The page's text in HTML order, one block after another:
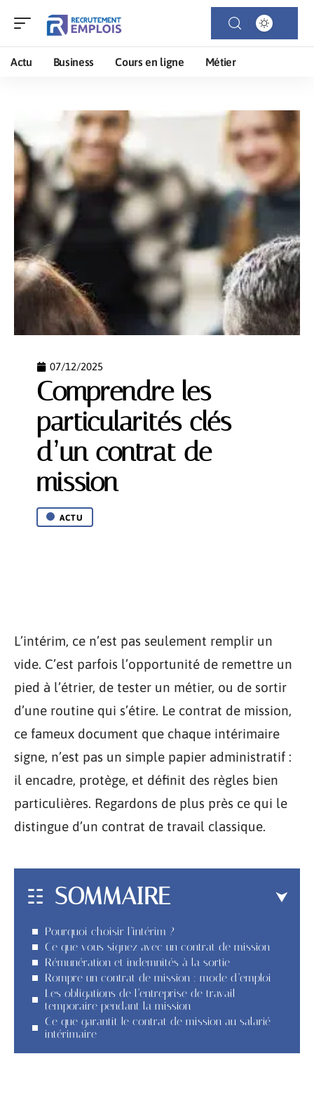
Actu Business Cours en ligne Métier
07/12/2025
Comprendre les
particularités clés
d’un contrat de
mission
ACTU
L’intérim, ce n’est pas seulement remplir un
vide. C’est parfois l’opportunité de remettre un
pied à l’étrier, de tester un métier, ou de sortir
d’une routine qui s’étire. Le contrat de mission,
ce fameux document que chaque intérimaire
signe, n’est pas un simple papier administratif :
il encadre, protège, et définit des règles bien
particulières. Regardons de plus près ce qui le
distingue d’un contrat de travail classique.
SOMMAIRE
Pourquoi choisir l’intérim ?
Ce que vous signez avec un contrat de mission
Rémunération et indemnités à la sortie
Rompre un contrat de mission : mode d’emploi
Les obligations de l’entreprise de travail
temporaire pendant la mission
Ce que garantit le contrat de mission au salarié
intérimaire